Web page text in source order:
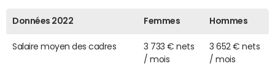
Données 2022 Femmes Hommes
Salaire moyen des cadres
3 733 € nets
/ mois
3 652 € nets
/ mois